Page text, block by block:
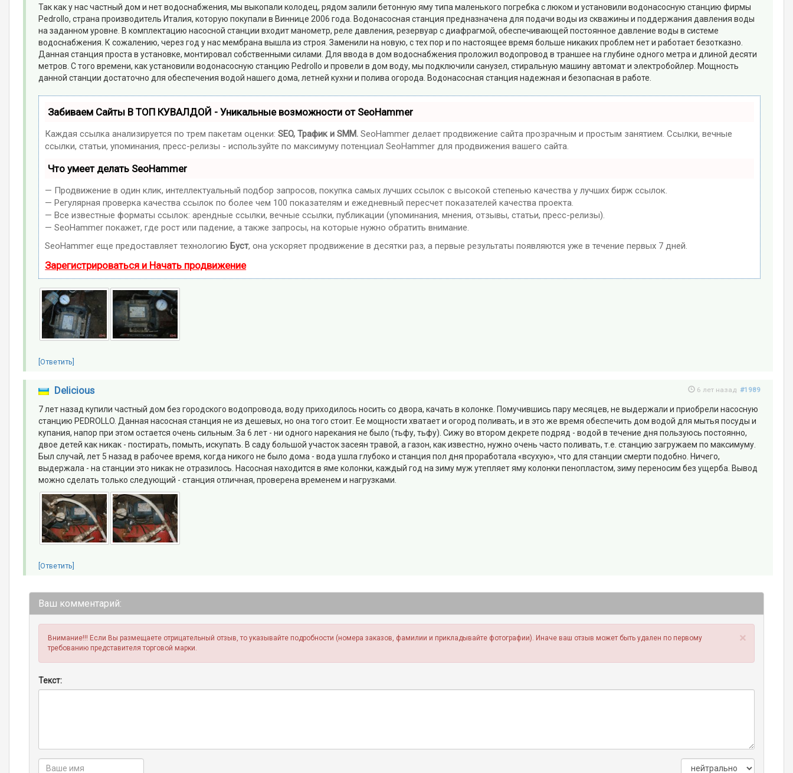
Так как у нас частный дом и нет водоснабжения, мы выкопали колодец, рядом залили бетонную яму типа маленького погребка с люком и установили водонасосную станцию фирмы
Pedrollo, страна производитель Италия, которую покупали в Виннице 2006 года. Водонасосная станция предназначена для подачи воды из скважины и поддержания давления воды
на заданном уровне. В комплектацию насосной станции входит манометр, реле давления, резервуар с диафрагмой, обеспечивающей постоянное давление воды в системе
водоснабжения. К сожалению, через год у нас мембрана вышла из строя. Заменили на новую, с тех пор и по настоящее время больше никаких проблем нет и работает безотказно.
Данная станция проста в установке, монтировал собственными силами. Для ввода в дом водоснабжения проложил водопровод в траншее на глубине одного метра и длиной десяти
метров. С того времени, как установили водонасосную станцию Pedrollo и провели в дом воду, мы подключили санузел, стиральную машину автомат и электробойлер. Мощность
данной станции достаточно для обеспечения водой нашего дома, летней кухни и полива огорода. Водонасосная станция надежная и безопасная в работе.
Забиваем Сайты В ТОП КУВАЛДОЙ - Уникальные возможности от SeoHammer
Каждая ссылка анализируется по трем пакетам оценки:SEO, Трафик и SMM. SeoHammer делает продвижение сайта прозрачным и простым занятием. Ссылки, вечные
ссылки, статьи, упоминания, пресс-релизы - используйте по максимуму потенциал SeoHammer для продвижения вашего сайта.
Что умеет делать SeoHammer
— Продвижение в один клик, интеллектуальный подбор запросов, покупка самых лучших ссылок с высокой степенью качества у лучших бирж ссылок.
— Регулярная проверка качества ссылок по более чем 100 показателям и ежедневный пересчет показателей качества проекта.
— Все известные форматы ссылок: арендные ссылки, вечные ссылки, публикации (упоминания, мнения, отзывы, статьи, пресс-релизы).
— SeoHammer покажет, где рост или падение, а также запросы, на которые нужно обратить внимание.
SeoHammer еще предоставляет технологиюБуст, она ускоряет продвижение в десятки раз, а первые результаты появляются уже в течение первых 7 дней.
Зарегистрироваться и Начать продвижение
[Ответить]
Delicious 6 лет назад #1989
7 лет назад купили частный дом без городского водопровода, воду приходилось носить со двора, качать в колонке. Помучившись пару месяцев, не выдержали и приобрели насосную
станцию PEDROLLO. Данная насосная станция не из дешевых, но она того стоит. Ее мощности хватает и огород поливать, и в это же время обеспечить дом водой для мытья посуды и
купания, напор при этом остается очень сильным. За 6 лет - ни одного нарекания не было (тьфу, тьфу). Сижу во втором декрете подряд - водой в течение дня пользуюсь постоянно,
двое детей как никак - постирать, помыть, искупать. В саду большой участок засеян травой, а газон, как известно, нужно очень часто поливать, т.е. станцию загружаем по максимуму.
Был случай, лет 5 назад в рабочее время, когда никого не было дома - вода ушла глубоко и станция пол дня проработала «всухую», что для станции смерти подобно. Ничего,
выдержала - на станции это никак не отразилось. Насосная находится в яме колонки, каждый год на зиму муж утепляет яму колонки пенопластом, зиму переносим без ущерба. Вывод
можно сделать только следующий - станция отличная, проверена временем и нагрузками.
[Ответить]
Ваш комментарий:
×
Внимание!!! Если Вы размещаете отрицательный отзыв, то указывайте подробности (номера заказов, фамилии и прикладывайте фотографии). Иначе ваш отзыв может быть удален по первому
требованию представителя торговой марки.
Текст: